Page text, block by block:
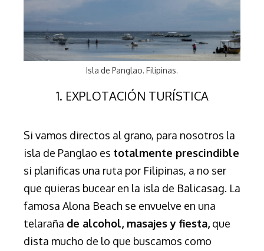
Isla de Panglao. Filipinas.
1. EXPLOTACIÓN TURÍSTICA
Si vamos directos al grano, para nosotros la
isla de Panglao es totalmente prescindible
si planificas una ruta por Filipinas, a no ser
que quieras bucear en la isla de Balicasag. La
famosa Alona Beach se envuelve en una
telaraña de alcohol, masajes y fiesta, que
dista mucho de lo que buscamos como